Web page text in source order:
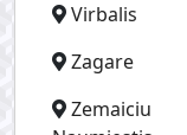
Virbalis
Zagare
Zemaiciu